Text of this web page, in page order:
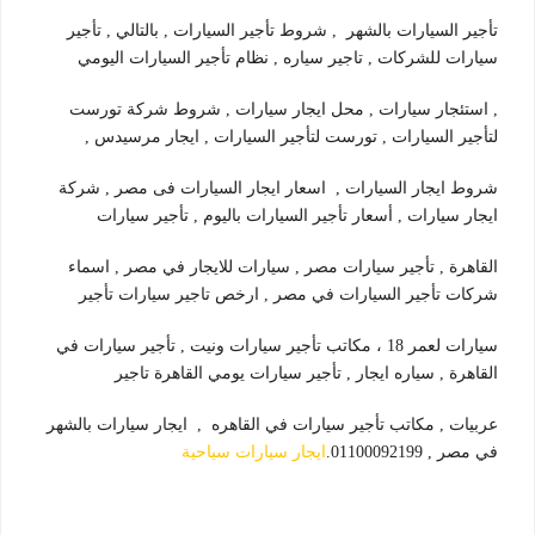
تأجير السيارات بالشهر , شروط تأجير السيارات , بالتالي , تأجير
سيارات للشركات , تاجير سياره , نظام تأجير السيارات اليومي
, استئجار سيارات , محل ايجار سيارات , شروط شركة تورست
لتأجير السيارات , تورست لتأجير السيارات , ايجار مرسيدس ,
شروط ايجار السيارات , اسعار ايجار السيارات فى مصر , شركة
ايجار سيارات , أسعار تأجير السيارات باليوم , تأجير سيارات
القاهرة , تأجير سيارات مصر , سيارات للايجار في مصر , اسماء
شركات تأجير السيارات في مصر , ارخص تاجير سيارات تأجير
سيارات لعمر 18 ، مكاتب تأجير سيارات ونيت , تأجير سيارات في
القاهرة , سياره ايجار , تأجير سيارات يومي القاهرة تاجير
عربيات , مكاتب تأجير سيارات في القاهره , ايجار سيارات بالشهر
في مصر , 01100092199.
ايجار سيارات سياحية